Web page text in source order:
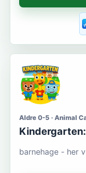
Aldre 0-5 · Animal
barnehage - her